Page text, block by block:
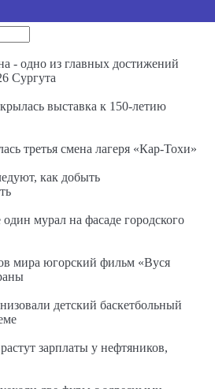
- одно из главных достижений
Сургута
выставка к 150-летию
третья смена лагеря «Кар-Тохи»
как добыть
мурал на фасаде городского
мира югорский фильм «Вуся
детский баскетбольный
зарплаты у нефтяников,